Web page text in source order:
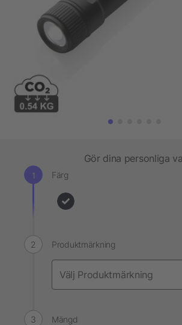
Gör dina personliga
Färg
Produktmärkning
Mängd